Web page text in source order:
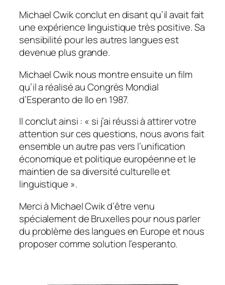
Michael Cwik conclut en disant qu’il avait fait
une expérience linguistique très positive. Sa
sensibilité pour les autres langues est
devenue plus grande.
Michael Cwik nous montre ensuite un film
qu’il a réalisé au Congrès Mondial
d’Esperanto de Ilo en 1987.
Il conclut ainsi : « si j’ai réussi à attirer votre
attention sur ces questions, nous avons fait
ensemble un autre pas vers l’unification
économique et politique européenne et le
maintien de sa diversité culturelle et
linguistique ».
Merci à Michael Cwik d’être venu
spécialement de Bruxelles pour nous parler
du problème des langues en Europe et nous
proposer comme solution l’esperanto.